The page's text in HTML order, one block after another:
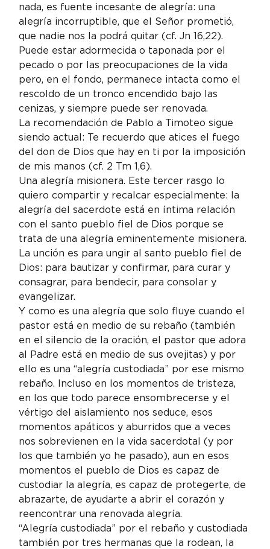
nada, es fuente incesante de alegría: una
alegría incorruptible, que el Señor prometió,
que nadie nos la podrá quitar (cf. Jn 16,22).
Puede estar adormecida o taponada por el
pecado o por las preocupaciones de la vida
pero, en el fondo, permanece intacta como el
rescoldo de un tronco encendido bajo las
cenizas, y siempre puede ser renovada.
La recomendación de Pablo a Timoteo sigue
siendo actual: Te recuerdo que atices el fuego
del don de Dios que hay en ti por la imposición
de mis manos (cf. 2 Tm 1,6).
Una alegría misionera. Este tercer rasgo lo
quiero compartir y recalcar especialmente: la
alegría del sacerdote está en íntima relación
con el santo pueblo fiel de Dios porque se
trata de una alegría eminentemente misionera.
La unción es para ungir al santo pueblo fiel de
Dios: para bautizar y confirmar, para curar y
consagrar, para bendecir, para consolar y
evangelizar.
Y como es una alegría que solo fluye cuando el
pastor está en medio de su rebaño (también
en el silencio de la oración, el pastor que adora
al Padre está en medio de sus ovejitas) y por
ello es una “alegría custodiada” por ese mismo
rebaño. Incluso en los momentos de tristeza,
en los que todo parece ensombrecerse y el
vértigo del aislamiento nos seduce, esos
momentos apáticos y aburridos que a veces
nos sobrevienen en la vida sacerdotal (y por
los que también yo he pasado), aun en esos
momentos el pueblo de Dios es capaz de
custodiar la alegría, es capaz de protegerte, de
abrazarte, de ayudarte a abrir el corazón y
reencontrar una renovada alegría.
“Alegría custodiada” por el rebaño y custodiada
también por tres hermanas que la rodean, la